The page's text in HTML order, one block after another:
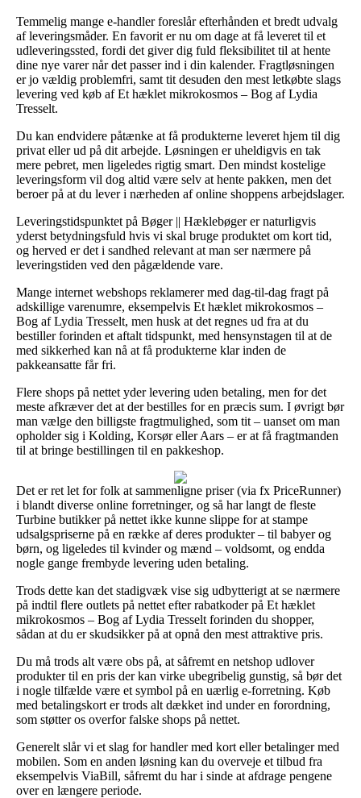
Temmelig mange e-handler foreslår efterhånden et bredt udvalg
af leveringsmåder. En favorit er nu om dage at få leveret til et
udleveringssted, fordi det giver dig fuld fleksibilitet til at hente
dine nye varer når det passer ind i din kalender. Fragtløsningen
er jo vældig problemfri, samt tit desuden den mest letkøbte slags
levering ved køb af Et hæklet mikrokosmos – Bog af Lydia
Tresselt.
Du kan endvidere påtænke at få produkterne leveret hjem til dig
privat eller ud på dit arbejde. Løsningen er uheldigvis en tak
mere pebret, men ligeledes rigtig smart. Den mindst kostelige
leveringsform vil dog altid være selv at hente pakken, men det
beroer på at du lever i nærheden af online shoppens arbejdslager.
Leveringstidspunktet på Bøger || Hæklebøger er naturligvis
yderst betydningsfuld hvis vi skal bruge produktet om kort tid,
og herved er det i sandhed relevant at man ser nærmere på
leveringstiden ved den pågældende vare.
Mange internet webshops reklamerer med dag-til-dag fragt på
adskillige varenumre, eksempelvis Et hæklet mikrokosmos –
Bog af Lydia Tresselt, men husk at det regnes ud fra at du
bestiller forinden et aftalt tidspunkt, med hensynstagen til at de
med sikkerhed kan nå at få produkterne klar inden de
pakkeansatte får fri.
Flere shops på nettet yder levering uden betaling, men for det
meste afkræver det at der bestilles for en præcis sum. I øvrigt bør
man vælge den billigste fragtmulighed, som tit – uanset om man
opholder sig i Kolding, Korsør eller Aars – er at få fragtmanden
til at bringe bestillingen til en pakkeshop.
Det er ret let for folk at sammenligne priser (via fx PriceRunner)
i blandt diverse online forretninger, og så har langt de fleste
Turbine butikker på nettet ikke kunne slippe for at stampe
udsalgspriserne på en række af deres produkter – til babyer og
børn, og ligeledes til kvinder og mænd – voldsomt, og endda
nogle gange frembyde levering uden betaling.
Trods dette kan det stadigvæk vise sig udbytterigt at se nærmere
på indtil flere outlets på nettet efter rabatkoder på Et hæklet
mikrokosmos – Bog af Lydia Tresselt forinden du shopper,
sådan at du er skudsikker på at opnå den mest attraktive pris.
Du må trods alt være obs på, at såfremt en netshop udlover
produkter til en pris der kan virke ubegribelig gunstig, så bør det
i nogle tilfælde være et symbol på en uærlig e-forretning. Køb
med betalingskort er trods alt dækket ind under en forordning,
som støtter os overfor falske shops på nettet.
Generelt slår vi et slag for handler med kort eller betalinger med
mobilen. Som en anden løsning kan du overveje et tilbud fra
eksempelvis ViaBill, såfremt du har i sinde at afdrage pengene
over en længere periode.